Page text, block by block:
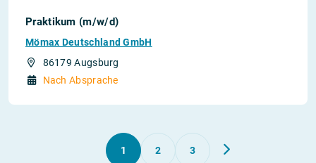
Praktikum (m/w/d)
Mömax Deutschland GmbH
86179 Augsburg
Nach Absprache
1 2 3